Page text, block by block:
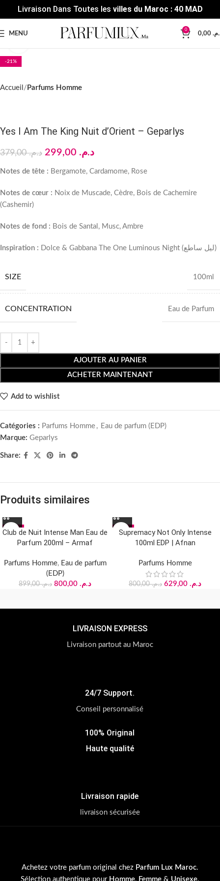
Livraison Dans Toutes les villes du Maroc : 40 MAD
MENU
0
-21%
Accueil Parfums Homme
Yes I Am The King Nuit d’Orient – Geparlys
د.م.379,00 د.م.
Notes de tête : Bergamote, Cardamome, Rose
Notes de cœur : Noix de Muscade, Cèdre, Bois de Cachemire
(Cashemir)
Notes de fond : Bois de Santal, Musc, Ambre
Inspiration : Dolce & Gabbana The One Luminous Night (ليل ساطع)
SIZE 100ml
CONCENTRATION Eau de Parfum
AJOUTER AU PANIER
ACHETER MAINTENANT
Add to wishlist
Catégories : Parfums Homme , Eau de parfum (EDP)
Marque: Geparlys
Share:
Produits similaires
-11%
Club de Nuit Intense Man Eau de
Parfum 200ml – Armaf
Parfums Homme, Eau de parfum
(EDP)
د.م.899,00 د.م.
-21%
Supremacy Not Only Intense
100ml EDP | Afnan
Parfums Homme
د.م.800,00 د.م.
LIVRAISON EXPRESS
Livraison partout au Maroc
24/7 Support.
Conseil personnalisé
100% Original
Haute qualité
Livraison rapide
livraison sécurisée
Achetez votre parfum original chez Parfum Lux Maroc.
Sélection authentique pour Homme, Femme& Unisexe.